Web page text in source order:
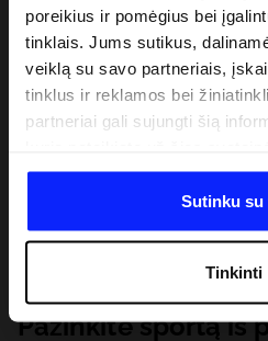
poreikius ir pomėgius bei
tinklais. Jums sutikus,
veiklą su savo partneriais,
tinklus ir reklamos bei
partneriai gali sujungti šią
duomenimis, kuriuos jie
paslaugomis. Gavus Jūsų
Jūsų asmeninę informaciją
analitinius tyrimus, pritaikyti
partnerių siūlomus
Išsamią informaciją rasite
Sutinku su
Tinkinti
Pažinkite sportą iš